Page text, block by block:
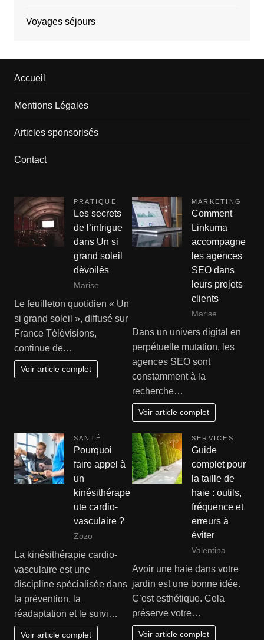
Voyages séjours
Accueil
Mentions Légales
Articles sponsorisés
Contact
PRATIQUE
Les secrets
de l’intrigue
dans Un si
grand soleil
dévoilés
Marise
Le feuilleton quotidien « Un
si grand soleil », diffusé sur
France Télévisions,
continue de…
Voir article complet
MARKETING
Comment
Linkuma
accompagne
les agences
SEO dans
leurs projets
clients
Marise
Dans un univers digital en
perpétuelle mutation, les
agences SEO sont
constamment à la
recherche…
Voir article complet
SANTÉ
Pourquoi
faire appel à
un
kinésithérape
ute cardio-
vasculaire ?
Zozo
La kinésithérapie cardio-
vasculaire est une
discipline spécialisée dans
la prévention, la
réadaptation et le suivi…
Voir article complet
SERVICES
Guide
complet pour
la taille de
haie : outils,
fréquence et
erreurs à
éviter
Valentina
Avoir une haie dans votre
jardin est une bonne idée.
C’est esthétique. Cela
préserve votre…
Voir article complet